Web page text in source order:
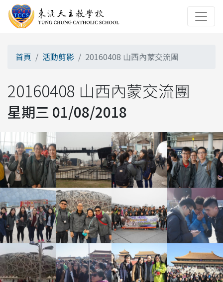
首頁 活動剪影 20160408 山西內蒙交流團
20160408 山西內蒙交流團
星期三 01/08/2018